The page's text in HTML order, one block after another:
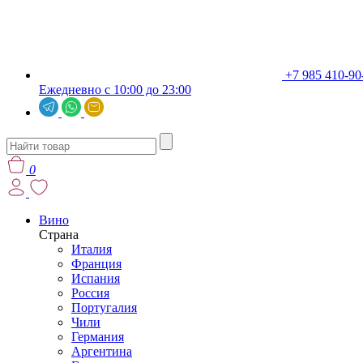
+7 985 410-
Ежедневно с 10:00 до 23:00
0
Вино
Страна
Италия
Франция
Испания
Россия
Португалия
Чили
Германия
Аргентина